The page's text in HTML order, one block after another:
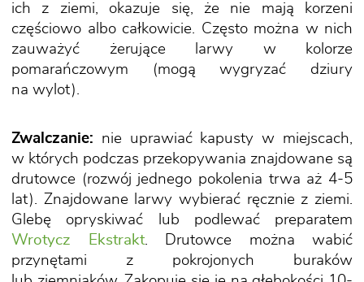
ich z ziemi, okazuje się, że nie mają korzeni
częściowo albo całkowicie. Często można w nich
zauważyć żerujące larwy w kolorze
pomarańczowym (mogą wygryzać dziury
na wylot).
Zwalczanie: nie uprawiać kapusty w miejscach,
w których podczas przekopywania znajdowane są
drutowce (rozwój jednego pokolenia trwa aż 4-5
lat). Znajdowane larwy wybierać ręcznie z ziemi.
Glebę opryskiwać lub podlewać preparatem
Wrotycz Ekstrakt. Drutowce można wabić
przynętami z pokrojonych buraków